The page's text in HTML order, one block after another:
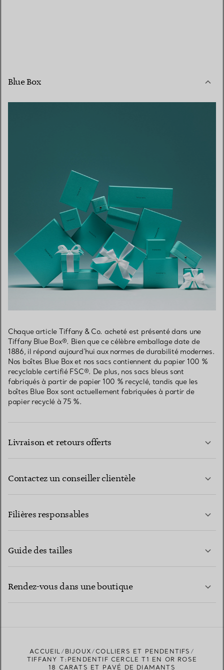
Blue Box
Chaque article Tiffany & Co. acheté est présenté dans une
Tiffany Blue Box®. Bien que ce célèbre emballage date de
1886, il répond aujourd’hui aux normes de durabilité modernes.
Nos boîtes Blue Box et nos sacs contiennent du papier 100 %
recyclable certifié FSC®. De plus, nos sacs bleus sont
fabriqués à partir de papier 100 % recyclé, tandis que les
boîtes Blue Box sont actuellement fabriquées à partir de
papier recyclé à 75 %.
Livraison et retours offerts
Contactez un conseiller clientèle
Filières responsables
Guide des tailles
Rendez-vous dans une boutique
TROUVEZ LA BOUTIQUE LA PLUS PROCHE
ACCUEIL BIJOUX
COLLIERS ET PENDENTIFS
TIFFANY T:PENDENTIF CERCLE T1 EN OR ROSE
18 CARATS ET PAVÉ DE DIAMANTS